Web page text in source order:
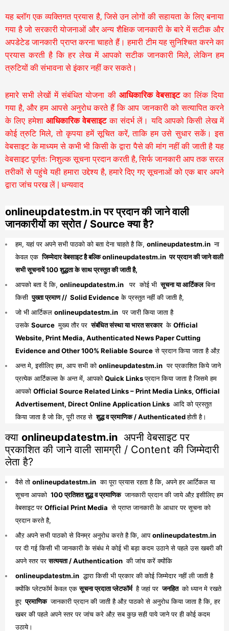
यह ब्लॉग एक व्यक्तिगत प्रयास है, जिसे उन लोगों की सहायता के लिए बनाया
गया है जो सरकारी योजनाओं और अन्य शैक्षिक जानकारी के बारे में सटीक और
अपडेटेड जानकारी प्राप्त करना चाहते हैं। हमारी टीम यह सुनिश्चित करने का
प्रयास करती है कि हर लेख में आपको सटीक जानकारी मिले, लेकिन हम
त्रुटियों की संभावना से इंकार नहीं कर सकते।
हमारे सभी लेखों में संबंधित योजना की आधिकारिक वेबसाइटका लिंक दिया
गया है, और हम आपसे अनुरोध करते हैं कि आप जानकारी को सत्यापित करने
के लिए हमेशा आधिकारिक वेबसाइटका संदर्भ लें। यदि आपको किसी लेख में
कोई त्रुटि मिले, तो कृपया हमें सूचित करें, ताकि हम उसे सुधार सकें। इस
वेबसाइट के माध्यम से कभी भी किसी के द्वारा पैसे की मांग नहीं की जाती है यह
वेबसाइट पूर्णतः निशुल्क सूचना प्रदान करती है,सिर्फ जानकारी आप तक सरल
तरीकों से पहुंचे यही हमारा उद्देश्य है, हमारे दिए गए सूचनाओं को एक बार अपने
द्वारा जांच परख लें | धन्यवाद
onlineupdatestm.in पर प्रदान की जाने वाली
जानकारीयों का स्रोत / Source क्या है?
हम, यहां पर अपने सभी पाठको को बता देना चाहते है कि, onlineupdatestm.in ना
केवल एक जिम्मेदार वेबसाइट है बल्कि onlineupdatestm.in पर प्रदान की जाने वाली
सभी सूचनायें 100 शुद्धता के साथ प्रस्तुत की जाती है,
आपको बता दें कि, onlineupdatestm.in पर कोई भी सूचना या आर्टिकलबिना
किसी पुख्ता प्रमाण // Solid Evidenceके प्रस्तुत नहीं की जाती है,
जो भी आर्टिकल onlineupdatestm.in पर जारी किया जाता है
उसके Source मुख्य तौर पर संबंधित संस्था या भारत सरकार के Official
Website, Print Media, Authenticated News Paper Cutting
Evidence and Other 100% Reliable Sourceसे प्रदान किया जाता है औऱ
अन्त मे, इसीलिए हम, आप सभी को onlineupdatestm.in पर प्रकाशित किये जाने
प्रत्येक आर्टिकल्स के अन्त में, आपको Quick Linksप्रदान किया जाता है जिसमे हम
आपको Official Source Related Links – Print Media Links, Official
Advertisement, Direct Online Application Links आदि को प्रस्तुत
किया जाता है जो कि, पूरी तरह से शुद्ध व प्रमाणिक / Authenticatedहोती है।
क्या onlineupdatestm.in अपनी वेबसाइट पर
प्रकाशित की जाने वाली सामग्री / Content की जिम्मेदारी
लेता है?
वैसे तो onlineupdatestm.in का पूरा प्रयास रहता है कि, अपने हर आर्टिकल या
सूचना आपको 100 प्रतिशत शुद्ध व प्रमाणिक जानकारी प्रदान की जाये औऱ इसीलिए हम
वेबसाइट पर Official Print Media से प्राप्त जानकारी के आधार पर सूचना को
प्रदान करते है,
औऱ अपने सभी पाठको से विनम्र अनुरोध करते है कि, आपonlineupdatestm.in
पर दी गई किसी भी जानकारी के संबंध मे कोई भी बड़ा कदम उठाने से पहले उस खबरी की
अपने स्तर परसत्ययता / Authentication की जांच करें क्योंकि
onlineupdatestm.in द्धारा किसी भी प्रकार की कोई जिम्मेदार नहीं ली जाती है
क्योंकि प्लेटफॉर्म केवल एकसूचना प्रदाता प्लेटफॉर्म है जहां पर जनहित को ध्यान मे रखते
हुए प्रमाणिक जानकारी प्रदान की जाती है औऱ पाठको से अनुरोध किया जाता है कि, हर
खबर की पहले अपने स्तर पर जांच करे औऱ सब कुछ सही पाये जाने पर ही कोई कदम
उठाये।